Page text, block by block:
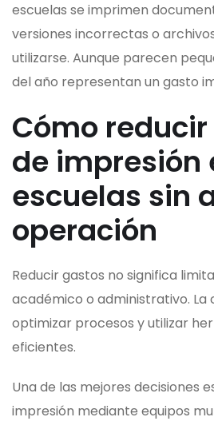
escuelas se imprimen
versiones incorrectas o
utilizarse. Aunque parecen
del año representan un gasto
Cómo
de impresión
escuelas sin
operación
Reducir gastos no significa
académico o administrativo. La
optimizar procesos y utilizar
eficientes.
Una de las mejores decisiones
impresión mediante equipos